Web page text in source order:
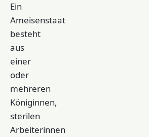
Ein
Ameisenstaat
besteht
aus
einer
oder
mehreren
Königinnen,
sterilen
Arbeiterinnen